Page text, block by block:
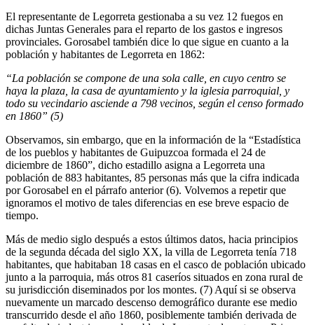
El representante de Legorreta gestionaba a su vez 12 fuegos en
dichas Juntas Generales para el reparto de los gastos e ingresos
provinciales. Gorosabel también dice lo que sigue en cuanto a la
población y habitantes de Legorreta en 1862:
“La población se compone de una sola calle, en cuyo centro se
haya la plaza, la casa de ayuntamiento y la iglesia parroquial, y
todo su vecindario asciende a 798 vecinos, según el censo formado
en 1860” (5)
Observamos, sin embargo, que en la información de la “Estadística
de los pueblos y habitantes de Guipuzcoa formada el 24 de
diciembre de 1860”, dicho estadillo asigna a Legorreta una
población de 883 habitantes, 85 personas más que la cifra indicada
por Gorosabel en el párrafo anterior (6). Volvemos a repetir que
ignoramos el motivo de tales diferencias en ese breve espacio de
tiempo.
Más de medio siglo después a estos últimos datos, hacia principios
de la segunda década del siglo XX, la villa de Legorreta tenía 718
habitantes, que habitaban 18 casas en el casco de población ubicado
junto a la parroquia, más otros 81 caseríos situados en zona rural de
su jurisdicción diseminados por los montes. (7) Aquí si se observa
nuevamente un marcado descenso demográfico durante ese medio
transcurrido desde el año 1860, posiblemente también derivada de